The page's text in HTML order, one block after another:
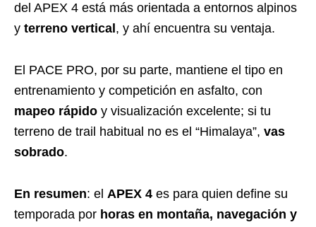
del APEX 4 está más orientada a entornos alpinos
y terreno vertical , y ahí encuentra su ventaja.
El PACE PRO, por su parte, mantiene el tipo en
entrenamiento y competición en asfalto, con
mapeo rápido y visualización excelente; si tu
terreno de trail habitual no es el “Himalaya”, vas
sobrado.
En resumen: el APEX 4 es para quien define su
temporada por horas en montaña, navegación y